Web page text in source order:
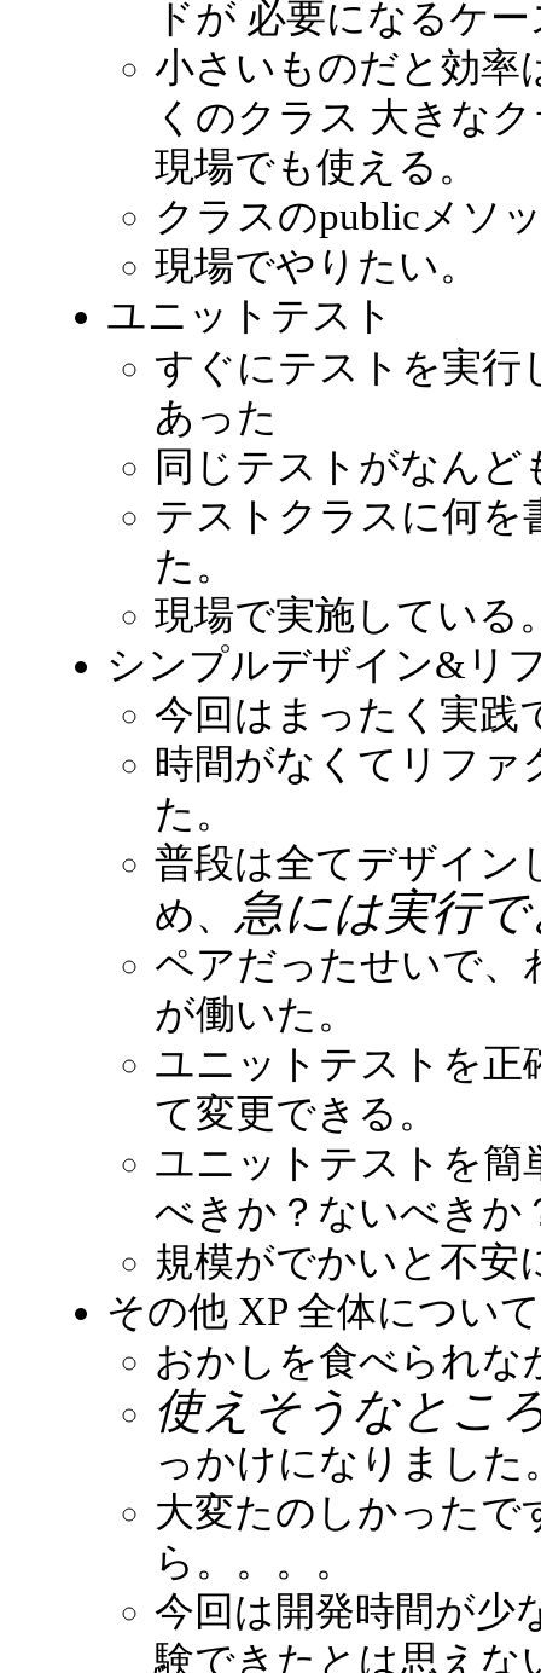
ドが 必要になるケ
小さいものだと効率
くのクラス 大きな
現場でも使える。
クラスのpublicメソ
現場でやりたい。
ユニットテスト
すぐにテストを実行
あった
同じテストがなんど
テストクラスに何
た。
現場で実施している
シンプルデザイン&リ
今回はまったく実践
時間がなくてリファ
た。
普段は全てデザイン
め、 急には実行
ペアだったせいで、
が働いた。
ユニットテストを正
て変更できる。
ユニットテストを簡
べきか？ないべきか
規模がでかいと不安
その他 XP 全体について
おかしを食べられ
使えそうなとこ
っかけになりました
大変たのしかったで
ら。。。。
今回は開発時間が少
験できたとは思えな